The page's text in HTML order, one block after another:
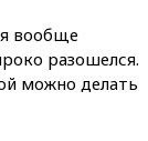
вообще
разошелся.
можно делать